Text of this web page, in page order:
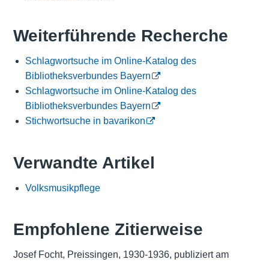
Weiterführende Recherche
Schlagwortsuche im Online-Katalog des
Bibliotheksverbundes Bayern
Schlagwortsuche im Online-Katalog des
Bibliotheksverbundes Bayern
Stichwortsuche in bavarikon
Verwandte Artikel
Volksmusikpflege
Empfohlene Zitierweise
Josef Focht, Preissingen, 1930-1936, publiziert am